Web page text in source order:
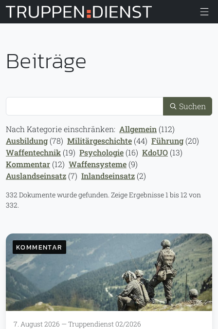
Truppendienst
Beiträge
Suchen
Nach Kategorie einschränken: Allgemein (112)
Ausbildung (78) Militärgeschichte (44) Führung (20)
Waffentechnik (19) Psychologie (16) KdoUO (13)
Kommentar (12) Waffensysteme (9)
Auslandseinsatz (7) Inlandseinsatz (2)
332 Dokumente wurde gefunden. Zeige Ergebnisse 1 bis 12 von
332.
KOMMENTAR
7. August 2026 — Truppendienst 02/2026